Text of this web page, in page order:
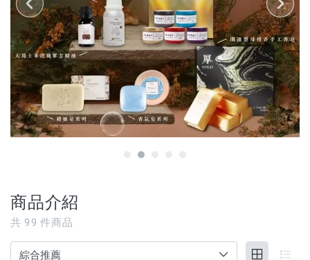
【美髮護理】
【服飾內著】
【居家生活】
【營養保健】
【3C家電/周邊】
品牌
服務/政策
商品介紹
共 99 件商品